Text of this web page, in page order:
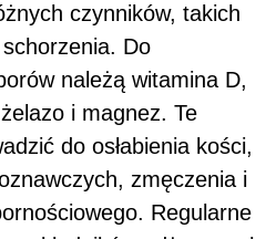
czynników, takich
Do
należą witamina D,
i magnez. Te
do osłabienia kości,
zmęczenia i
Regularne